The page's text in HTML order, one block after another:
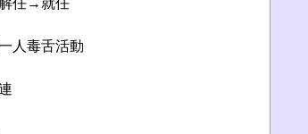
任→就任
人毒舌活動